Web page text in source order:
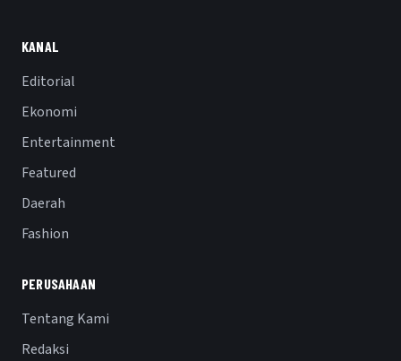
KANAL
Editorial
Ekonomi
Entertainment
Featured
Daerah
Fashion
PERUSAHAAN
Tentang Kami
Redaksi